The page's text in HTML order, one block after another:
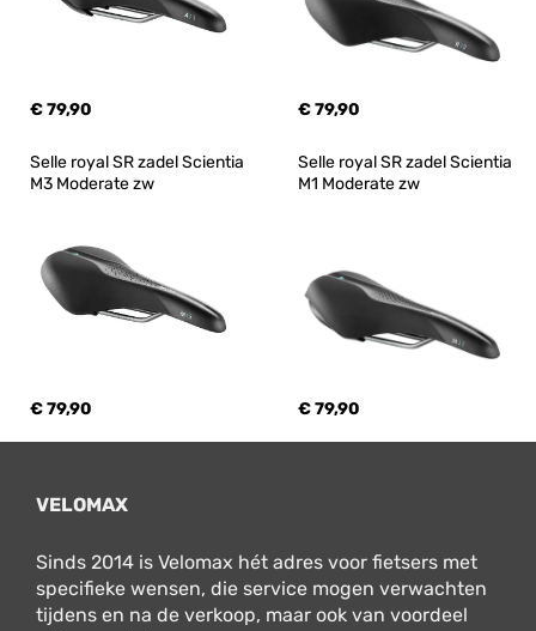
€ 79,90 € 79,90
Selle royal SR zadel Scientia
M3 Moderate zw
€ 79,90
Selle royal SR zadel Scientia
M1 Moderate zw
€ 79,90
VELOMAX
Sinds 2014 is Velomax hét adres voor fietsers met
specifieke wensen, die service mogen verwachten
tijdens en na de verkoop, maar ook van voordeel